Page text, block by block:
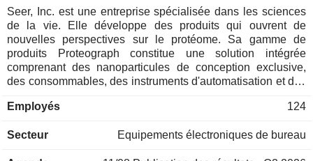
Seer, Inc. est une entreprise spécialisée dans les sciences
de la vie. Elle développe des produits qui ouvrent de
nouvelles perspectives sur le protéome. Sa gamme de
produits Proteograph constitue une solution intégrée
comprenant des nanoparticules de conception exclusive,
des consommables, des instruments d'automatisation et des
à grande échelle en quelques heures seulement. Le
multiples espèces, et ses performances et capacités ont été
Employés 124
Secteur Equipements électroniques de bureau